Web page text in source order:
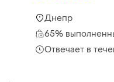
Днепр
65%
Отвечает в